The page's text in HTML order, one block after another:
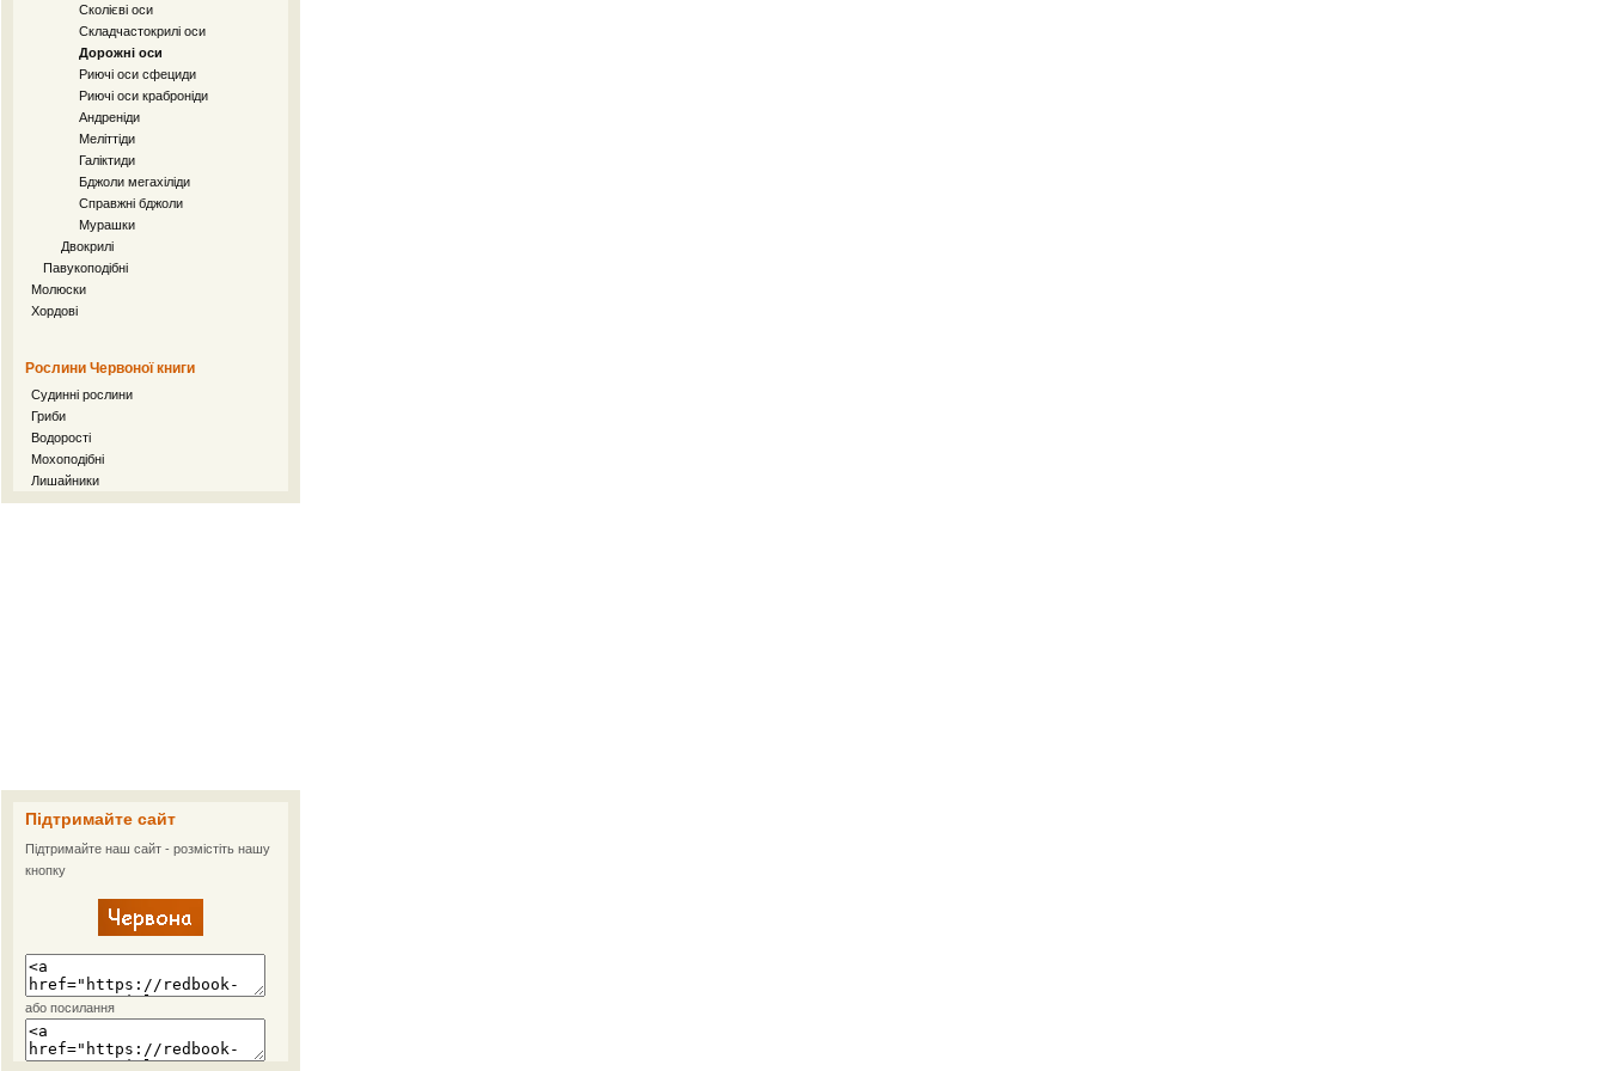
Сколієві оси
Складчастокрилі оси
Дорожні оси
Риючі оси сфециди
Риючі оси краброніди
Андреніди
Меліттіди
Галіктиди
Бджоли мегахіліди
Справжні бджоли
Мурашки
Двокрилі
Павукоподібні
Молюски
Хордові
Рослини Червоної книги
Судинні рослини
Гриби
Водорості
Мохоподібні
Лишайники
Підтримайте сайт
Підтримайте наш сайт - розмістіть нашу
кнопку
або посилання